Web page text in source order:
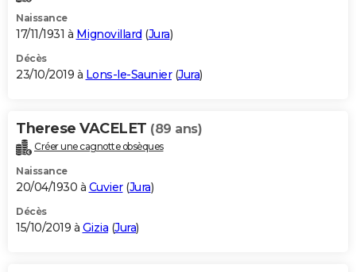
Naissance
17/11/1931 à Mignovillard (Jura)
Décès
23/10/2019 à Lons-le-Saunier(Jura)
Therese VACELET (89 ans)
Créer une cagnotte obsèques
Naissance
20/04/1930 à Cuvier(Jura)
Décès
15/10/2019 à Gizia (Jura)